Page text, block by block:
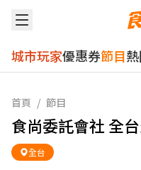
城市玩家優惠券節目
首頁 / 節目
食尚委託會社 全
全台